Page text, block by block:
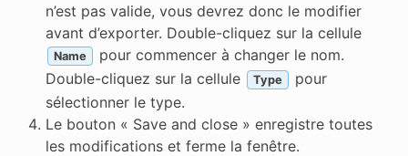
n’est pas valide, vous devrez donc le modifier
avant d’exporter. Double-cliquez sur la cellule
Name
pour commencer à changer le nom.
Double-cliquez sur la cellule
Type
pour
sélectionner le type.
Le bouton « Save and close » enregistre toutes
les modifications et ferme la fenêtre.